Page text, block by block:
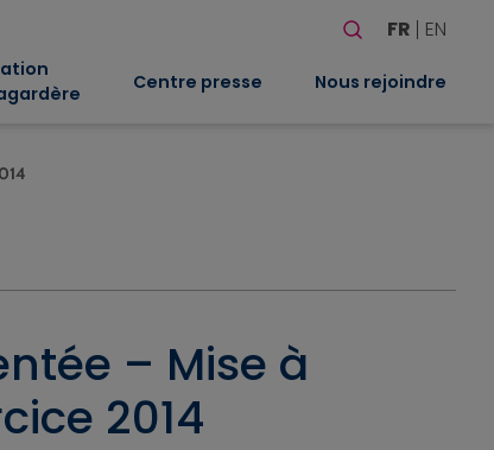
Rechercher
FR EN
Centre presse Nous rejoindre
– Mise à
2014